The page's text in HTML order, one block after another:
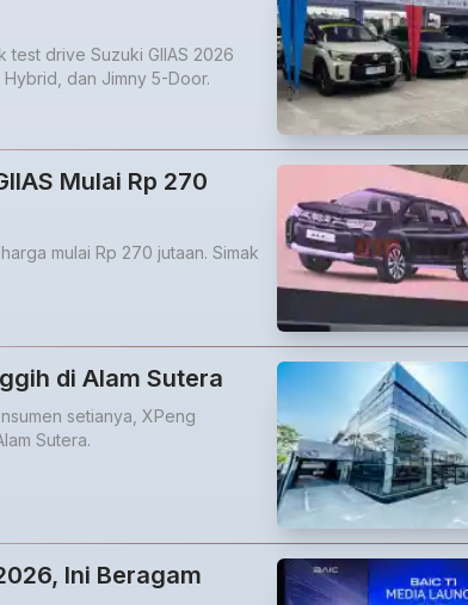
test drive Suzuki GIIAS 2026
dan Jimny 5-Door.
Mulai Rp 270
mulai Rp 270 jutaan. Simak
di Alam Sutera
setianya, XPeng
Sutera.
Ini Beragam